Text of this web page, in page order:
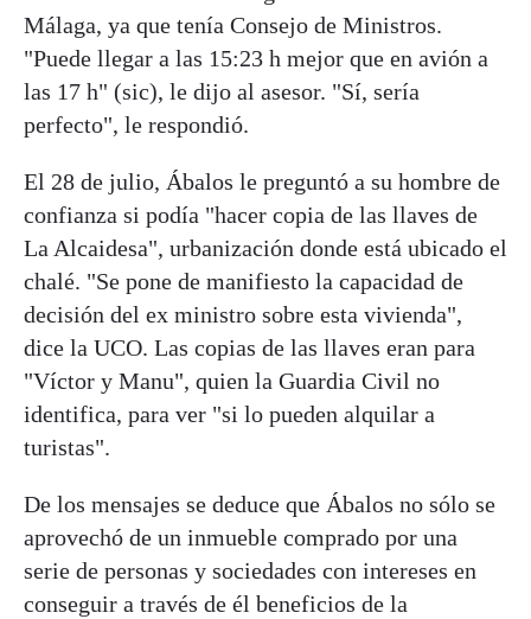
Málaga, ya que tenía Consejo de Ministros.
"Puede llegar a las 15:23 h mejor que en avión a
las 17 h" (sic), le dijo al asesor. "Sí, sería
perfecto", le respondió.
El 28 de julio, Ábalos le preguntó a su hombre de
confianza si podía "hacer copia de las llaves de
La Alcaidesa", urbanización donde está ubicado el
chalé. "Se pone de manifiesto la capacidad de
decisión del ex ministro sobre esta vivienda",
dice la UCO. Las copias de las llaves eran para
"Víctor y Manu", quien la Guardia Civil no
identifica, para ver "si lo pueden alquilar a
turistas".
De los mensajes se deduce que Ábalos no sólo se
aprovechó de un inmueble comprado por una
serie de personas y sociedades con intereses en
conseguir a través de él beneficios de la